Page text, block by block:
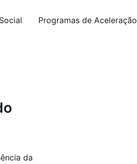
Programas de Aceleração
da